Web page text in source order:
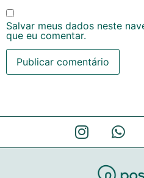
Salvar meus dados neste
que eu comentar.
Alternative: